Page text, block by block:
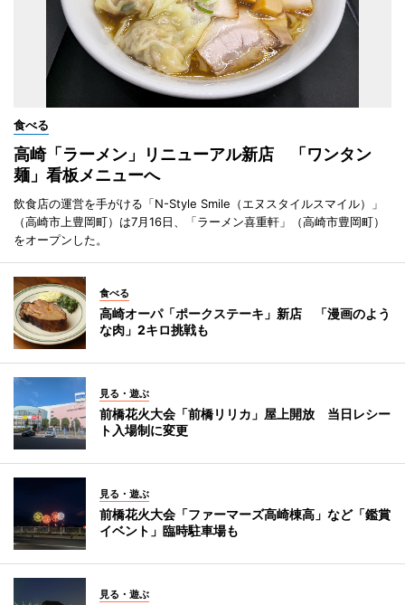
食べる
高崎「ラーメン」リニューアル新店 「ワンタン
麺」看板メニューへ
飲食店の運営を手がける「N-Style Smile（エヌスタイルスマイル）」
（高崎市上豊岡町）は7月16日、「ラーメン喜重軒」（高崎市豊岡町）
をオープンした。
食べる
高崎オーパ「ポークステーキ」新店 「漫画のよう
な肉」2キロ挑戦も
見る・遊ぶ
前橋花火大会「前橋リリカ」屋上開放 当日レシー
ト入場制に変更
見る・遊ぶ
前橋花火大会「ファーマーズ高崎棟高」など「鑑賞
イベント」臨時駐車場も
見る・遊ぶ